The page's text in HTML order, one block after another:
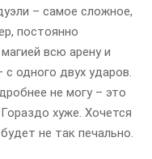
– самое сложное,
постоянно
всю арену и
одного двух ударов.
не могу – это
хуже. Хочется
не так печально.